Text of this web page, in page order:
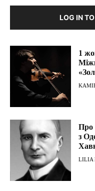
LOG IN
1
Про
з
LILIA